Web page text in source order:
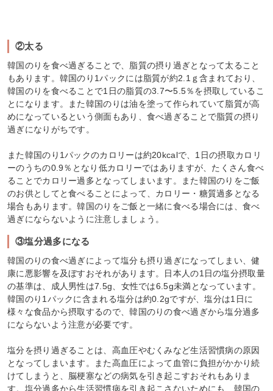
②太る
韓国のりを食べ過ぎることで、脂質の摂り過ぎとなって太ること
もあります。韓国のり1パックには脂質が約2.1ｇ含まれており、
韓国のりを食べることで1日の脂質の3.7〜5.5％を摂取しているこ
とになります。また韓国のりは油を塗って作られていて脂質が高
めになっているという側面もあり、食べ過ぎることで脂質の摂り
過ぎになりがちです。
また韓国のり1パックのカロリーは約20kcalで、1日の摂取カロリ
ーのうちの0.9％となり低カロリーではありますが、たくさん食べ
ることでカロリー過多となってしまいます。また韓国のりをご飯
のお供としてと食べることによって、カロリー・糖質過多となる
場合もあります。韓国のりをご飯と一緒に食べる場合には、食べ
過ぎにならないように注意しましょう。
③塩分過多になる
韓国のりの食べ過ぎによって塩分も摂り過ぎになってしまい、健
康に悪影響を及ぼすおそれがあります。日本人の1日の塩分摂取量
の基準は、成人男性は7.5g、女性では6.5g未満となっています。
韓国のり1パックに含まれる塩分は約0.2gですが、塩分は1日に
様々な食品から摂取するので、韓国のりの食べ過ぎから塩分過多
にならないよう注意が必要です。
塩分を摂り過ぎることは、高血圧やむくみなど生活習慣病の原因
となってしまいます。また高血圧によって血管に負担がかかり続
けてしまうと、脳梗塞などの病気を引き起こすおそれもありま
す。塩分過多から生活習慣病を引き起こさないためにも、韓国の